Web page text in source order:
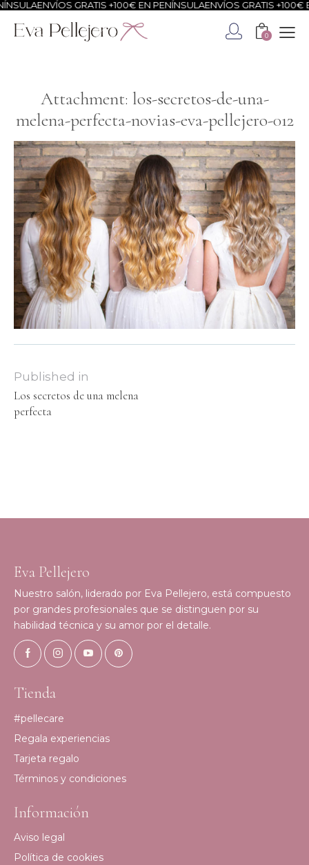
ENVÍOS GRATIS +100€ EN PENÍNSULAENVÍOS GRATIS +100€
0
Attachment: los-secretos-de-una-
melena-perfecta-novias-eva-pellejero-012
Published in
Los secretos de una melena
perfecta
Eva Pellejero
Nuestro salón, liderado por Eva Pellejero, está compuesto
por grandes profesionales que se distinguen por su
habilidad técnica y su amor por el detalle.
Tienda
#pellecare
Regala experiencias
Tarjeta regalo
Términos y condiciones
Información
Aviso legal
Política de cookies